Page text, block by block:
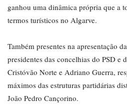
ganhou uma dinâmica própria que a
termos turísticos no Algarve.
Também presentes na apresentação
presidentes das concelhias do PSD e
Cristóvão Norte e Adriano Guerra,
máximos das estruturas partidárias
João Pedro Cançorino.